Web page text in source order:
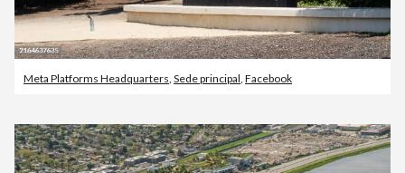
Meta Platforms Headquarters, Sede principal, Facebook